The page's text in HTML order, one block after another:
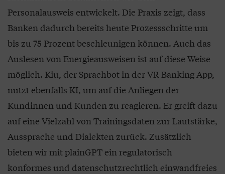
Personalausweis entwickelt. Die Praxis zeigt, dass
Banken dadurch bereits heute Prozessschritte um
bis zu 75 Prozent beschleunigen können. Auch das
Auslesen von Energieausweisen ist auf diese Weise
möglich. Kiu, der Sprachbot in der VR Banking App,
nutzt ebenfalls KI, um auf die Anliegen der
Kundinnen und Kunden zu reagieren. Er greift dazu
auf eine Vielzahl von Trainingsdaten zur Lautstärke,
Aussprache und Dialekten zurück. Zusätzlich
bieten wir mit plainGPT ein regulatorisch
konformes und datenschutzrechtlich einwandfreies